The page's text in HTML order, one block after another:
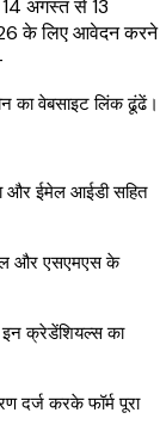
अगस्त से 13
के लिए आवेदन करने
का वेबसाइट लिंक ढूंढें।
और ईमेल आईडी सहित
और एसएमएस के
क्रेडेंशियल्स का
दर्ज करके फॉर्म पूरा